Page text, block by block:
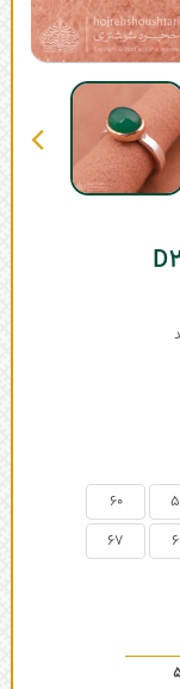
60
67